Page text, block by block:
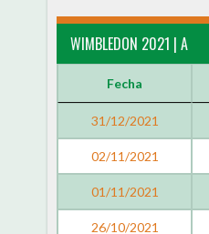
WIMBLEDON 2021 | A
Fecha
31/12/2021
02/11/2021
01/11/2021
26/10/2021